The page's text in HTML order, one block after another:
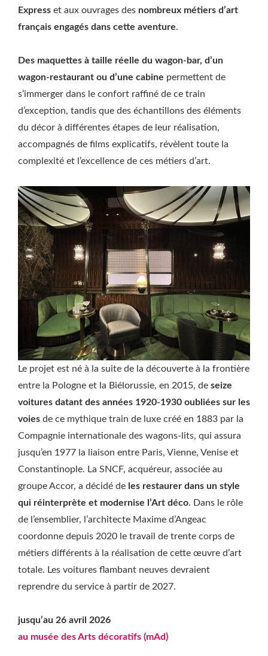
Express et aux ouvrages des nombreux métiers d’art
français engagés dans cette aventure.
Des maquettes à taille réelle du wagon-bar, d’un
wagon-restaurant ou d’une cabine permettent de
s’immerger dans le confort raffiné de ce train
d’exception, tandis que des échantillons des éléments
du décor à différentes étapes de leur réalisation,
accompagnés de films explicatifs, révèlent toute la
complexité et l’excellence de ces métiers d’art.
Le projet est né à la suite de la découverte à la frontière
entre la Pologne et la Biélorussie, en 2015, de seize
voitures datant des années 1920-1930 oubliées sur les
voies de ce mythique train de luxe créé en 1883 par la
Compagnie internationale des wagons-lits, qui assura
jusqu’en 1977 la liaison entre Paris, Vienne, Venise et
Constantinople. La SNCF, acquéreur, associée au
groupe Accor, a décidé de les restaurer dans un style
qui réinterprète et modernise l’Art déco. Dans le rôle
de l’ensemblier, l’architecte Maxime d’Angeac
coordonne depuis 2020 le travail de trente corps de
métiers différents à la réalisation de cette œuvre d’art
totale. Les voitures flambant neuves devraient
reprendre du service à partir de 2027.
jusqu’au 26 avril 2026
au musée des Arts décoratifs (mAd)